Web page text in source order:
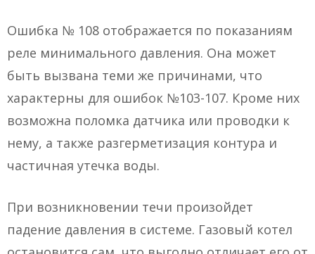
Ошибка № 108 отображается по показаниям
реле минимального давления. Она может
быть вызвана теми же причинами, что
характерны для ошибок №103-107. Кроме них
возможна поломка датчика или проводки к
нему, а также разгерметизация контура и
частичная утечка воды.
При возникновении течи произойдет
падение давления в системе. Газовый котел